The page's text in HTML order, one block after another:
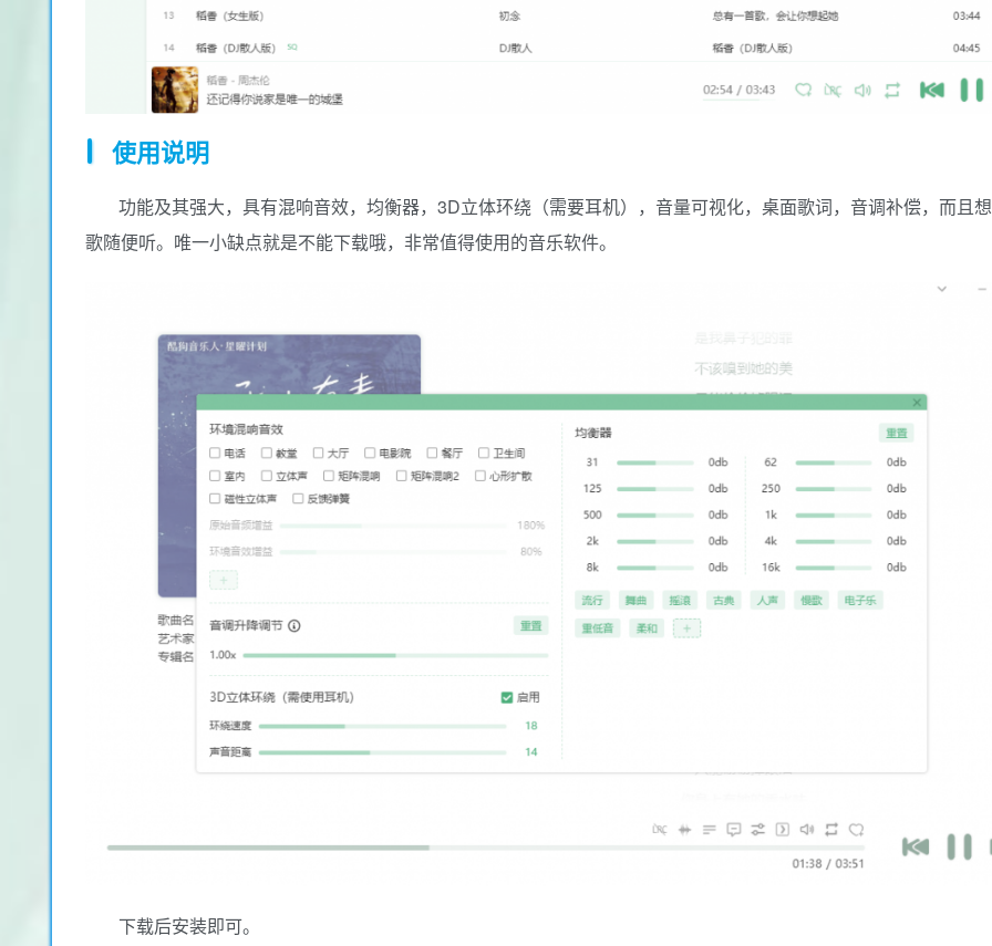
使用说明
功能及其强大，具有混响音效，均衡器，3D立体环绕（需要耳机），音量可视化，桌面歌词，音调补偿，而且
歌随便听。唯一小缺点就是不能下载哦，非常值得使用的音乐软件。
下载后安装即可。